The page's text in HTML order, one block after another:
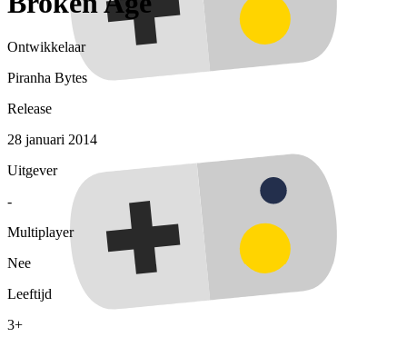
Ontwikkelaar
Piranha Bytes
Release
28 januari 2014
Uitgever
-
Multiplayer
Nee
Leeftijd
3+